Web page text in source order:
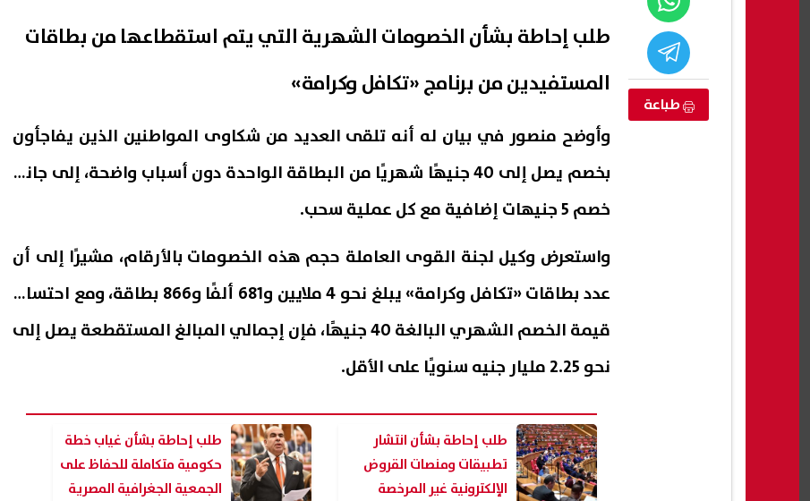
طباعة
طلب إحاطة بشأن الخصومات الشهرية التي يتم استقطاعها من بطاقات
المستفيدين من برنامج «تكافل وكرامة»
وأوضح منصور في بيان له أنه تلقى العديد من شكاوى المواطنين الذين يفاجأون
بخصم يصل إلى 40 جنيهًا شهريًا من البطاقة الواحدة دون أسباب واضحة، إلى جانب
خصم 5 جنيهات إضافية مع كل عملية سحب.
واستعرض وكيل لجنة القوى العاملة حجم هذه الخصومات بالأرقام، مشيرًا إلى أن
عدد بطاقات «تكافل وكرامة» يبلغ نحو 4 ملايين و681 ألفًا و866 بطاقة، ومع احتساب
قيمة الخصم الشهري البالغة 40 جنيهًا، فإن إجمالي المبالغ المستقطعة يصل إلى
نحو 2.25 مليار جنيه سنويًا على الأقل.
طلب إحاطة بشأن انتشار
تطبيقات ومنصات القروض
الإلكترونية غير المرخصة
طلب إحاطة بشأن غياب خطة
حكومية متكاملة للحفاظ على
الجمعية الجغرافية المصرية
رئيس الأركان الأمريكي يحذر ترامب
سرًا: القوة الجوية وحدها لن تنهي
الحرب مع إيران
هيثم حسن على أعتاب سيلتيك..
استبعاد مفاجئ من ريال أوفييدو
يمهد لرحيله
08 أغسطس, 2026 03:49 ص
حسام عبد المجيد يحتفل بزفافه..
فيديوهات رقص مدافع الزمالك
السابق تشعل السوشيال ميديا
08 أغسطس, 2026 03:44 ص